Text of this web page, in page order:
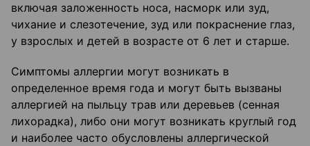
включая заложенность носа, насморк или зуд,
чихание и слезотечение, зуд или покраснение глаз,
у взрослых и детей в возрасте от 6 лет и старше.
Симптомы аллергии могут возникать в
определенное время года и могут быть вызваны
аллергией на пыльцу трав или деревьев (сенная
лихорадка), либо они могут возникать круглый год
и наиболее часто обусловлены аллергической